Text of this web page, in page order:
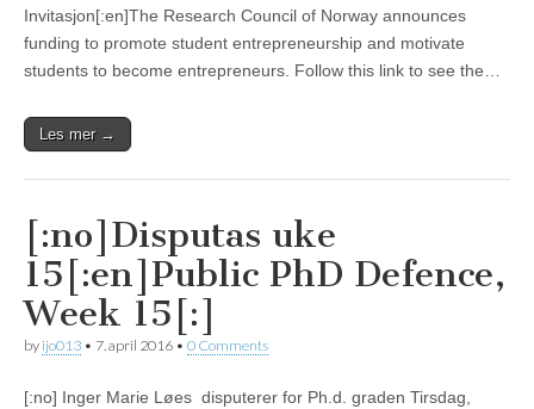
Invitasjon[:en]The Research Council of Norway announces
funding to promote student entrepreneurship and motivate
students to become entrepreneurs. Follow this link to see the…
Les mer →
[:no]Disputas uke
15[:en]Public PhD Defence,
Week 15[:]
by ijo013 • 7. april 2016 • 0 Comments
[:no] Inger Marie Løes disputerer for Ph.d. graden Tirsdag,